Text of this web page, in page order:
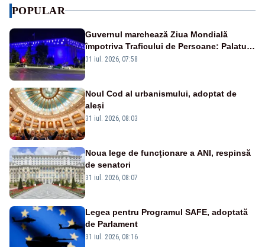
POPULAR
Guvernul marchează Ziua Mondială
împotriva Traficului de Persoane: Palatul
Victoria, iluminat în albastru
31 iul. 2026, 07:58
Noul Cod al urbanismului, adoptat de
aleși
31 iul. 2026, 08:03
Noua lege de funcționare a ANI, respinsă
de senatori
31 iul. 2026, 08:07
Legea pentru Programul SAFE, adoptată
de Parlament
31 iul. 2026, 08:16